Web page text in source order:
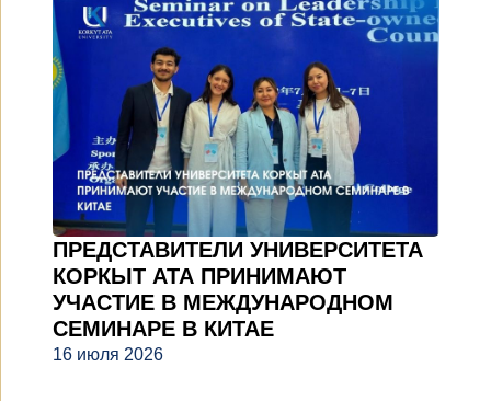
ПРЕДСТАВИТЕЛИ УНИВЕРСИТЕТА
КОРКЫТ АТА ПРИНИМАЮТ
УЧАСТИЕ В МЕЖДУНАРОДНОМ
СЕМИНАРЕ В КИТАЕ
16 июля 2026